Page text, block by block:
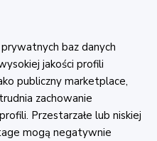
baz danych
jakości profili
publiczny marketplace,
zachowanie
Przestarzałe lub niskiej
mogą negatywnie